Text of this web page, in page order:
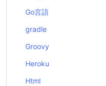
Go言語
gradle
Groovy
Heroku
Html